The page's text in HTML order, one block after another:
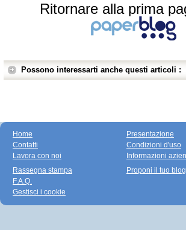
Ritornare alla prima
Possono interessarti anche questi articoli :
Home
Contatti
Lavora con noi
Presentazione
Condizioni d'uso
Informazioni
Rassegna stampa
F.A.Q.
Gestisci i cookie
Proponi il tuo blog